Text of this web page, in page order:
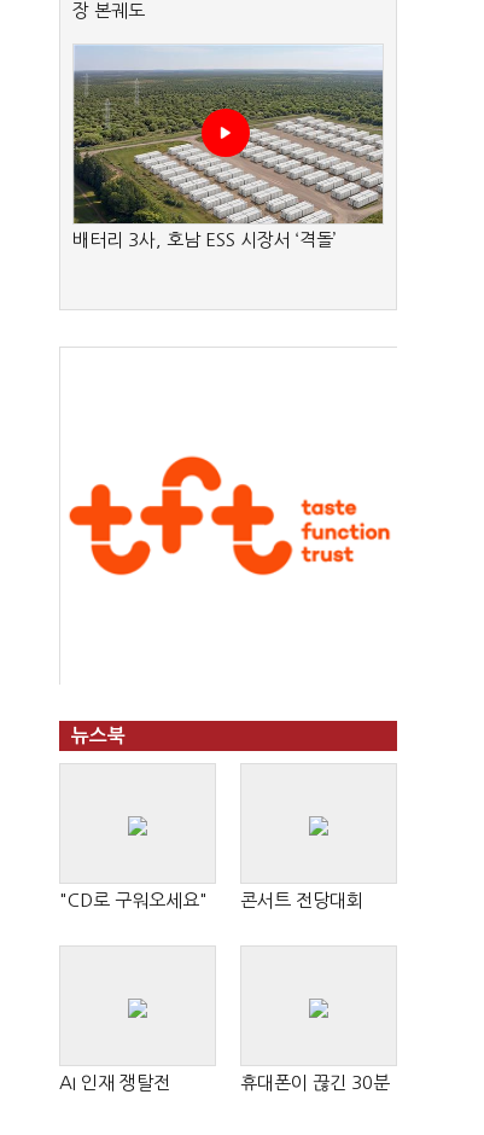
장 본궤도
배터리 3사, 호남 ESS 시장서 ‘격돌’
뉴스북
"CD로 구워오세요" 콘서트 전당대회
AI 인재 쟁탈전 휴대폰이 끊긴 30분